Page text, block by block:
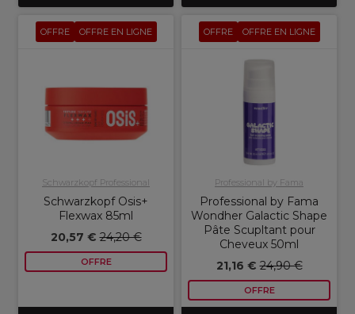
OFFRE OFFRE EN LIGNE
Schwarzkopf Professional
Schwarzkopf Osis+
Flexwax 85ml
20,57 €24,20 €
OFFRE
OFFRE OFFRE EN LIGNE
Professional by Fama
Professional by Fama
Wondher Galactic Shape
Pâte Scupltant pour
Cheveux 50ml
21,16 €24,90 €
OFFRE